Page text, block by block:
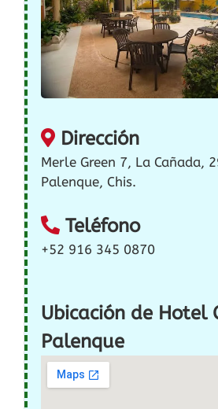
Dirección
Merle Green 7, La Cañada,
Palenque, Chis.
Teléfono
+52 916 345 0870
Ubicación de Hotel
Palenque